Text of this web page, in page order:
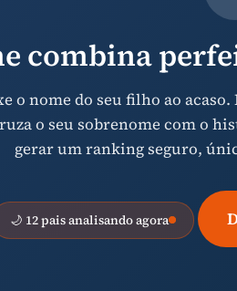
combina
o nome do seu filho ao
o seu sobrenome com o
gerar um ranking seguro,
🌙 12 pais analisando agora